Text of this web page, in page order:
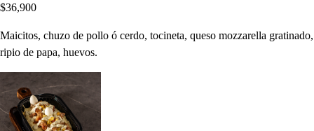
$36,900
Maicitos, chuzo de pollo ó cerdo, tocineta, queso mozzarella gratinado,
ripio de papa, huevos.